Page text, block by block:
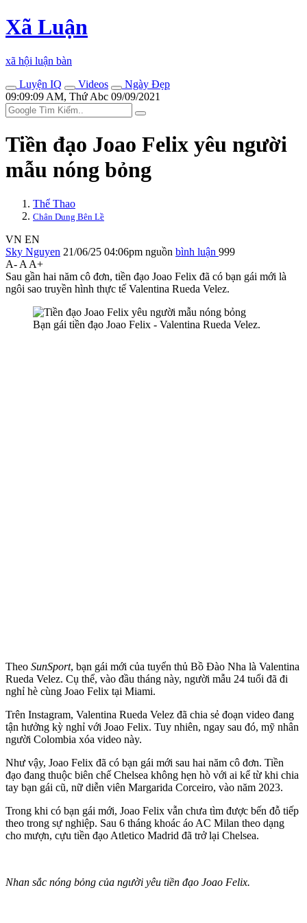
Xã Luận
xã hội luận bàn
Luyện IQ
Videos
Ngày Đẹp
09:09:09 AM, Thứ Abc 09/09/2021
Tiền đạo Joao Felix yêu người
mẫu nóng bỏng
Thể Thao
Chân Dung Bên Lề
VN EN
Sky Nguyen 21/06/25 04:06pm nguồn bình luận 999
A- A A+
Sau gần hai năm cô đơn, tiền đạo Joao Felix đã có bạn gái mới là
ngôi sao truyền hình thực tế Valentina Rueda Velez.
Bạn gái tiền đạo Joao Felix - Valentina Rueda Velez.
Theo SunSport, bạn gái mới của tuyển thủ Bồ Đào Nha là Valentina
Rueda Velez. Cụ thể, vào đầu tháng này, người mẫu 24 tuổi đã đi
nghỉ hè cùng Joao Felix tại Miami.
Trên Instagram, Valentina Rueda Velez đã chia sẻ đoạn video đang
tận hưởng kỳ nghỉ với Joao Felix. Tuy nhiên, ngay sau đó, mỹ nhân
người Colombia xóa video này.
Như vậy, Joao Felix đã có bạn gái mới sau hai năm cô đơn. Tiền
đạo đang thuộc biên chế Chelsea không hẹn hò với ai kể từ khi chia
tay bạn gái cũ, nữ diễn viên Margarida Corceiro, vào năm 2023.
Trong khi có bạn gái mới, Joao Felix vẫn chưa tìm được bến đỗ tiếp
theo trong sự nghiệp. Sau 6 tháng khoác áo AC Milan theo dạng
cho mượn, cựu tiền đạo Atletico Madrid đã trở lại Chelsea.
Nhan sắc nóng bỏng của người yêu tiền đạo Joao Felix.